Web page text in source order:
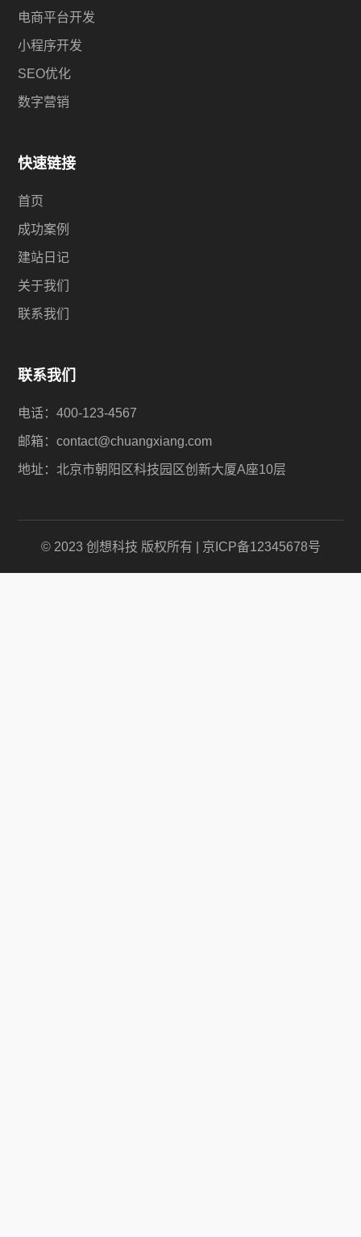
电商平台开发
小程序开发
SEO优化
数字营销
快速链接
首页
成功案例
建站日记
关于我们
联系我们
联系我们
电话：400-123-4567
邮箱：contact@chuangxiang.com
地址：北京市朝阳区科技园区创新大厦A座10层
© 2023 创想科技 版权所有 | 京ICP备12345678号